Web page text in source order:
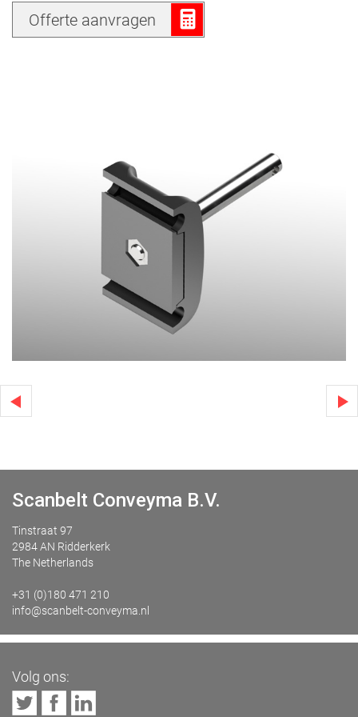
Offerte aanvragen
Scanbelt Conveyma B.V.
Tinstraat 97
2984 AN Ridderkerk
The Netherlands
+31 (0)180 471 210
info@scanbelt-conveyma.nl
Volg ons: